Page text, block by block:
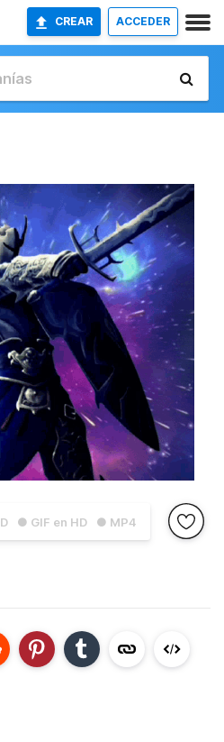
CREAR ACCEDER
● GIF en HD ● MP4